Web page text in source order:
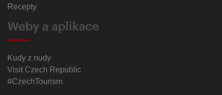
Recepty
Weby a aplikace
Kudy z nudy
Visit Czech Republic
#CzechTourism